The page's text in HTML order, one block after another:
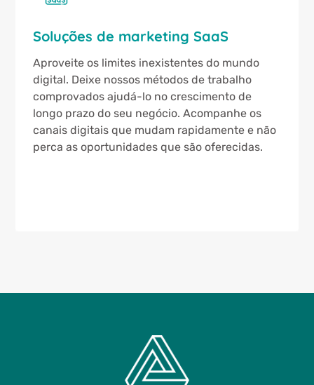
Soluções de marketing SaaS
Aproveite os limites inexistentes do mundo
digital. Deixe nossos métodos de trabalho
comprovados ajudá-lo no crescimento de
longo prazo do seu negócio. Acompanhe os
canais digitais que mudam rapidamente e não
perca as oportunidades que são oferecidas.